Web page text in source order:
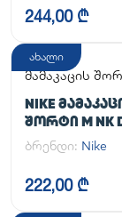
244,00 ₾
ახალი
მამაკაცის
NIKE
ᲨᲝᲠᲢᲘ M NK
UNLIMITED
2IN1
ბრენდი: Nike
222,00 ₾